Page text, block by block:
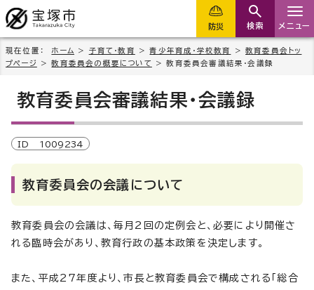
防災 検索 メニュー
現在位置： ホーム > 子育て・教育 >青少年育成・学校教育 >教育委員会トッ
プページ
>教育委員会の概要について > 教育委員会審議結果・会議録
教育委員会審議結果・会議録
ID 1009234
教育委員会の会議について
教育委員会の会議は、毎月2回の定例会と、必要により開催さ
れる臨時会があり、教育行政の基本政策を決定します。
また、平成27年度より、市長と教育委員会で構成される「総合